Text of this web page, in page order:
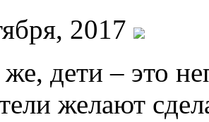
2017
дети – это
желают